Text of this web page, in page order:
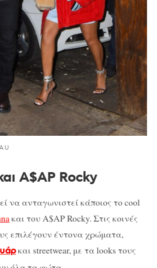
A$AP Rocky
να ανταγωνιστεί κάποιος το cool
και του A$AP Rocky. Στις κοινές
επιλέγουν έντονα χρώματα,
και streetwear, με τα looks τους